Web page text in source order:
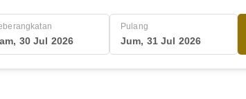
30 Jul 2026
Pulang
Jum, 31 Jul 2026